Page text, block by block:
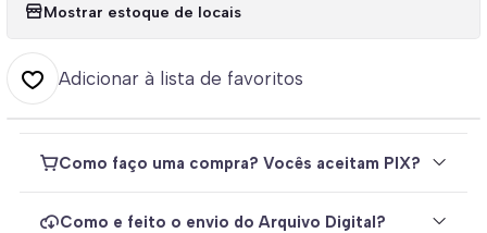
Mostrar estoque de locais
Adicionar à lista de favoritos
Como faço uma compra? Vocês aceitam PIX?
Como e feito o envio do Arquivo Digital?